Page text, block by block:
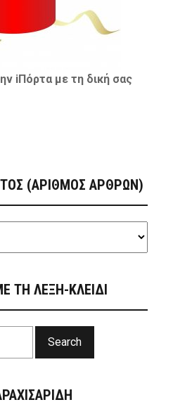
iΠόρτα με τη δική σας
(ΑΡΙΘΜΟΣ ΑΡΘΡΩΝ)
ΤΗ ΛΕΞΗ-ΚΛΕΙΔΙ
Search